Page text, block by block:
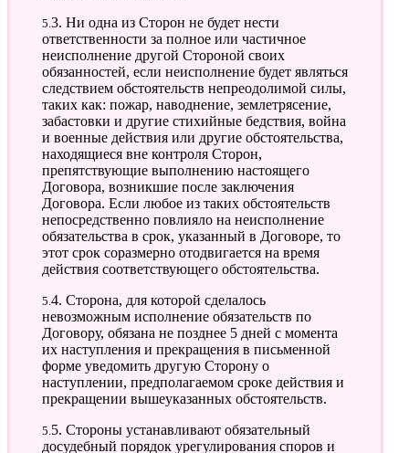
5.3. Ни одна из Сторон не будет нести
ответственности за полное или частичное
неисполнение другой Стороной своих
обязанностей, если неисполнение будет являться
следствием обстоятельств непреодолимой силы,
таких как: пожар, наводнение, землетрясение,
забастовки и другие стихийные бедствия, война
и военные действия или другие обстоятельства,
находящиеся вне контроля Сторон,
препятствующие выполнению настоящего
Договора, возникшие после заключения
Договора. Если любое из таких обстоятельств
непосредственно повлияло на неисполнение
обязательства в срок, указанный в Договоре, то
этот срок соразмерно отодвигается на время
действия соответствующего обстоятельства.
5.4. Сторона, для которой сделалось
невозможным исполнение обязательств по
Договору, обязана не позднее 5 дней с момента
их наступления и прекращения в письменной
форме уведомить другую Сторону о
наступлении, предполагаемом сроке действия и
прекращении вышеуказанных обстоятельств.
5.5. Стороны устанавливают обязательный
досудебный порядок урегулирования споров и